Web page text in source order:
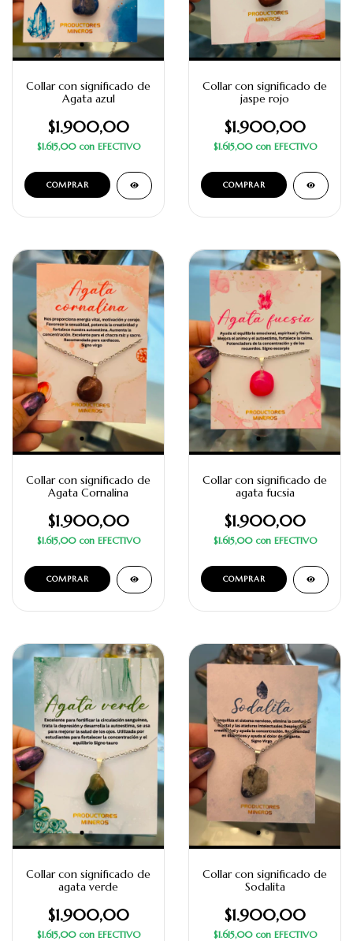
Collar con significado de
Agata azul
$1.900,00
$1.615,00 con EFECTIVO
Collar con significado de
jaspe rojo
$1.900,00
$1.615,00 con EFECTIVO
Collar con significado de
Agata Cornalina
$1.900,00
$1.615,00 con EFECTIVO
Collar con significado de
agata fucsia
$1.900,00
$1.615,00 con EFECTIVO
Collar con significado de
agata verde
$1.900,00
$1.615,00 con EFECTIVO
Collar con significado de
Sodalita
$1.900,00
$1.615,00 con EFECTIVO